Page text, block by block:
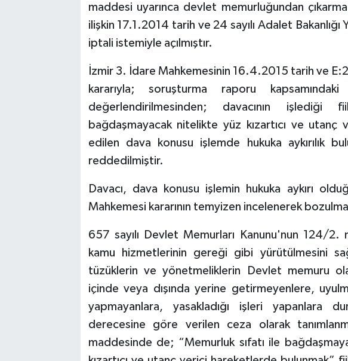
maddesi uyarınca devlet memurluğundan çıkarma
ilişkin 17.1.2014 tarih ve 24 sayılı Adalet Bakanlığı
iptali istemiyle açılmıştır.
İzmir 3. İdare Mahkemesinin 16.4.2015 tarih ve
kararıyla; soruşturma raporu
değerlendirilmesinden; davacının
bağdaşmayacak nitelikte yüz kızartıcı ve utanç
edilen dava konusu işlemde hukuka aykırılık
reddedilmiştir.
Davacı, dava konusu işlemin hukuka aykırı
Mahkemesi kararının temyizen incelenerek
657 sayılı Devlet Memurları Kanunu'nun 124/2.
kamu hizmetlerinin gereği gibi yürütülmesini
tüzüklerin ve yönetmeliklerin Devlet memuru
içinde veya dışında yerine getirmeyenlere,
yapmayanlara, yasakladığı işleri yapanlara
derecesine göre verilen ceza olarak
maddesinde de; “Memurluk sıfatı ile